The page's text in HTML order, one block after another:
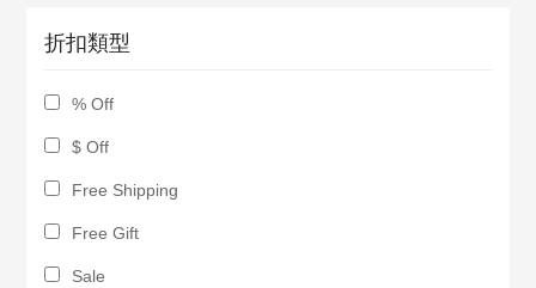
折扣類型
% Off
$ Off
Free Shipping
Free Gift
Sale